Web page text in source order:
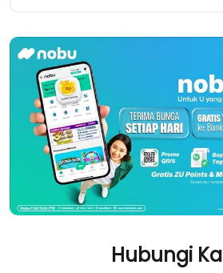
Hubungi